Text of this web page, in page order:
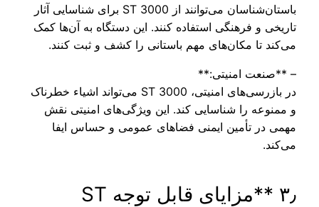
باستان‌شناسان می‌توانند از ST 3000 برای شناسایی آثار
تاریخی و فرهنگی استفاده کنند. این دستگاه به آن‌ها کمک
می‌کند تا مکان‌های مهم باستانی را کشف و ثبت کنند.
– **صنعت امنیتی:**
در بازرسی‌های امنیتی، ST 3000 می‌تواند اشیاء خطرناک
و ممنوعه را شناسایی کند. این ویژگی‌های امنیتی نقش
مهمی در تأمین ایمنی فضاهای عمومی و حساس ایفا
می‌کند.
۳٫ **مزایای قابل توجه ST